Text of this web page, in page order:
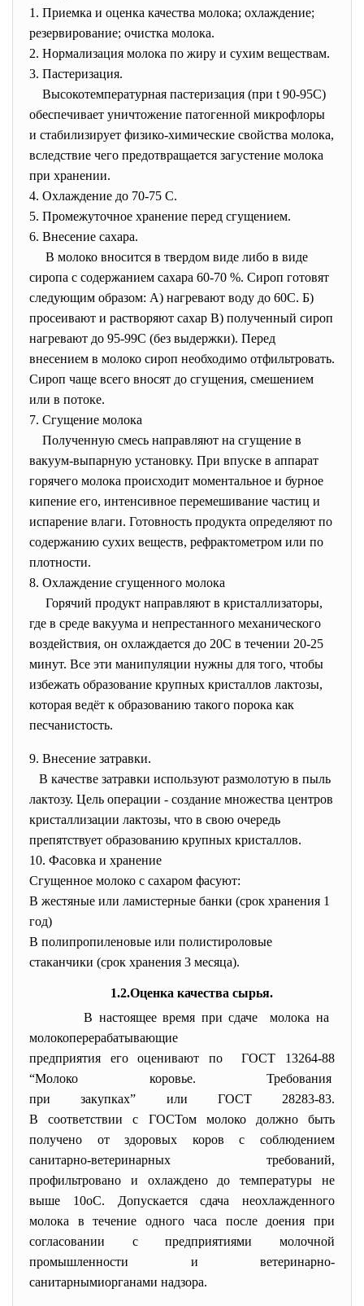
1. Приемка и оценка качества молока; охлаждение;
резервирование; очистка молока.
2. Нормализация молока по жиру и сухим веществам.
3. Пастеризация.
Высокотемпературная пастеризация (при t 90-95С)
обеспечивает уничтожение патогенной микрофлоры
и стабилизирует физико-химические свойства молока,
вследствие чего предотвращается загустение молока
при хранении.
4. Охлаждение до 70-75 С.
5. Промежуточное хранение перед сгущением.
6. Внесение сахара.
В молоко вносится в твердом виде либо в виде
сиропа с содержанием сахара 60-70 %. Сироп готовят
следующим образом: А) нагревают воду до 60С. Б)
просеивают и растворяют сахар В) полученный сироп
нагревают до 95-99С (без выдержки). Перед
внесением в молоко сироп необходимо отфильтровать.
Сироп чаще всего вносят до сгущения, смешением
или в потоке.
7. Сгущение молока
Полученную смесь направляют на сгущение в
вакуум-выпарную установку. При впуске в аппарат
горячего молока происходит моментальное и бурное
кипение его, интенсивное перемешивание частиц и
испарение влаги. Готовность продукта определяют по
содержанию сухих веществ, рефрактометром или по
плотности.
8. Охлаждение сгущенного молока
Горячий продукт направляют в кристаллизаторы,
где в среде вакуума и непрестанного механического
воздействия, он охлаждается до 20С в течении 20-25
минут. Все эти манипуляции нужны для того, чтобы
избежать образование крупных кристаллов лактозы,
которая ведёт к образованию такого порока как
песчанистость.
9. Внесение затравки.
В качестве затравки используют размолотую в пыль
лактозу. Цель операции - создание множества центров
кристаллизации лактозы, что в свою очередь
препятствует образованию крупных кристаллов.
10. Фасовка и хранение
Сгущенное молоко с сахаром фасуют:
В жестяные или ламистерные банки (срок хранения 1
год)
В полипропиленовые или полистироловые
стаканчики (срок хранения 3 месяца).
1.2.Оценка качества сырья.
В настоящее время при сдаче молока на
молокоперерабатывающие
предприятия его оценивают по ГОСТ 13264-88
“Молоко коровье. Требования
при закупках” или ГОСТ 28283-83.
В соответствии с ГОСТом молоко должно быть
получено от здоровых коров с соблюдением
санитарно-ветеринарных требований,
профильтровано и охлаждено до температуры не
выше 10оС. Допускается сдача неохлажденного
молока в течение одного часа после доения при
согласовании с предприятиями молочной
промышленности и ветеринарно-
санитарнымиорганами надзора.